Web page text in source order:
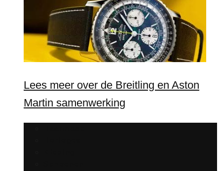
Lees meer over de Breitling en Aston
Martin samenwerking